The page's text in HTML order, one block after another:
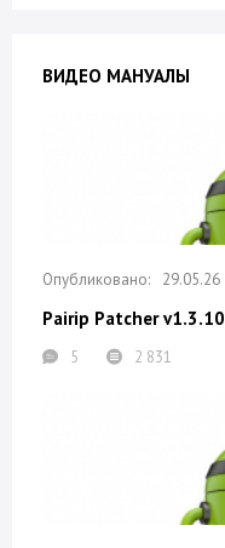
ВИДЕО МАНУАЛЫ
29.05.26
Pairip Patcher v1.3.10
5 2 831